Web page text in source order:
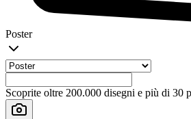
Poster
Scoprite oltre 200.000 disegni e più di 30